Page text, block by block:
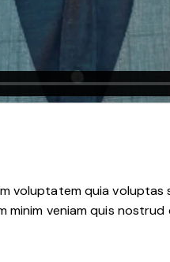
voluptatem quia
minim veniam quis